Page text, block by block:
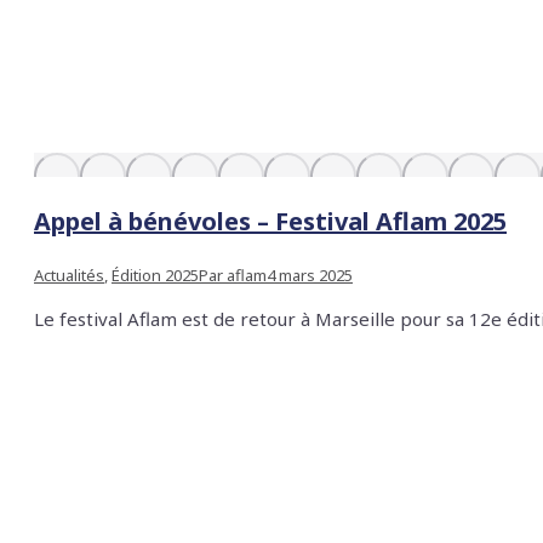
Appel à bénévoles – Festival Aflam 2025
Actualités,Édition 2025Par aflam4 mars 2025
Le festival Aflam est de retour à Marseille pour sa 12e